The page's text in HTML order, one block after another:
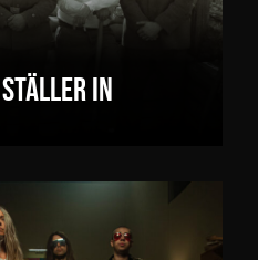
ställer in